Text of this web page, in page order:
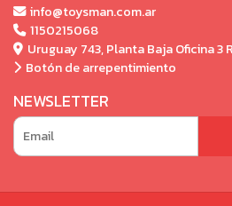
info@toysman.com.ar
1150215068
Uruguay 743, Planta Baja Oficina 3
Botón de arrepentimiento
NEWSLETTER